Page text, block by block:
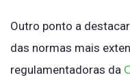
Outro ponto a
das normas mais
regulamentadoras da